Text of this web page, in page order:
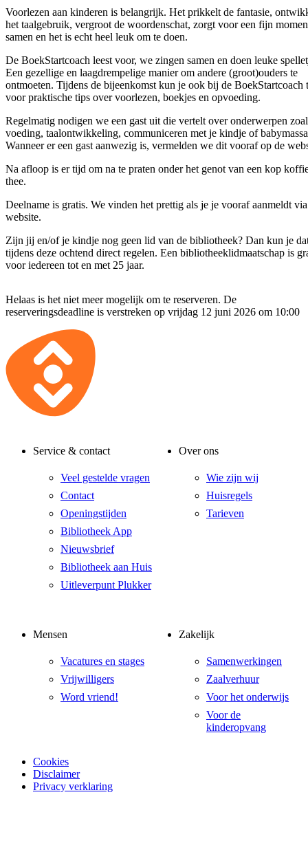
Voorlezen aan kinderen is belangrijk. Het prikkelt de fantasie,
het taalgebruik, vergroot de woordenschat, zorgt voor een fijn
samen en het is echt heel leuk om te doen.
De BoekStartcoach leest voor, we zingen samen en doen leuke
Een gezellige en laagdrempelige manier om andere (groot)ouders te
ontmoeten. Tijdens de bijeenkomst kun je ook bij de BoekStartcoach
voor praktische tips over voorlezen, boekjes en opvoeding.
Regelmatig nodigen we een gast uit die vertelt over onderwerpen
voeding, taalontwikkeling, communiceren met je kindje of
Wanneer er een gast aanwezig is, vermelden we dit vooraf op de
Na afloop is er tijd om na te praten onder het genot van een kop
thee.
Deelname is gratis. We vinden het prettig als je je vooraf aanmeldt
website.
Zijn jij en/of je kindje nog geen lid van de bibliotheek? Dan kun je
tijdens deze ochtend direct regelen. Een bibliotheeklidmaatschap is
voor iedereen tot en met 25 jaar.
Helaas is het niet meer mogelijk om te reserveren. De
reserveringsdeadline is verstreken op vrijdag 12 juni 2026 om 10:00
Service & contact
Veel gestelde vragen
Contact
Openingstijden
Bibliotheek App
Nieuwsbrief
Bibliotheek aan Huis
Uitleverpunt Plukker
Over ons
Wie zijn wij
Huisregels
Tarieven
Mensen
Vacatures en stages
Vrijwilligers
Word vriend!
Zakelijk
Samenwerkingen
Zaalverhuur
Voor het onderwijs
Voor de
kinderopvang
Cookies
Disclaimer
Privacy verklaring